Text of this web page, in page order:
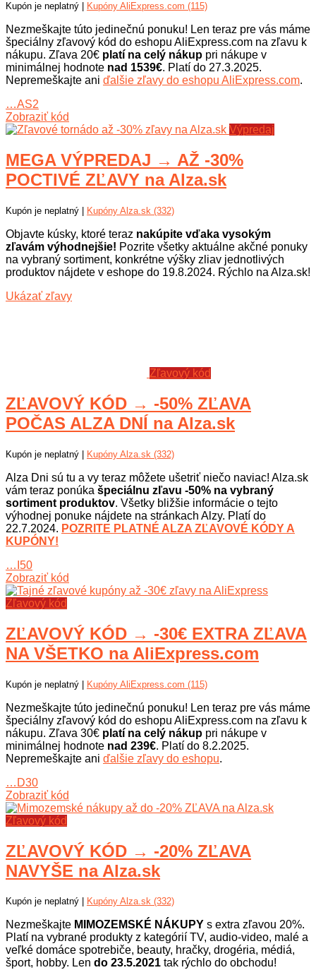
Kupón je neplatný | Kupóny AliExpress.com (115)
Nezmeškajte túto jedinečnú ponuku! Len teraz pre vás máme
špeciálny zľavový kód do eshopu AliExpress.com na zľavu k
nákupu. Zľava 20€ platí na celý nákup pri nákupe v
minimálnej hodnote nad 1539€. Platí do 27.3.2025.
Nepremeškajte ani ďalšie zľavy do eshopu AliExpress.com.
…AS2
Zobraziť kód
Výpredaj
MEGA VÝPREDAJ → AŽ -30%
POCTIVÉ ZĽAVY na Alza.sk
Kupón je neplatný | Kupóny Alza.sk (332)
Objavte kúsky, ktoré teraz nakúpite vďaka vysokým
zľavám výhodnejšie! Pozrite všetky aktuálne akčné ponuky
na vybraný sortiment, konkrétne výšky zliav jednotlivých
produktov nájdete v eshope do 19.8.2024. Rýchlo na Alza.sk!
Ukázať zľavy
Zľavový kód
ZĽAVOVÝ KÓD → -50% ZĽAVA
POČAS ALZA DNÍ na Alza.sk
Kupón je neplatný | Kupóny Alza.sk (332)
Alza Dni sú tu a vy teraz môžete ušetriť niečo naviac! Alza.sk
vám teraz ponúka špeciálnu zľavu -50% na vybraný
sortiment produktov. Všetky bližšie informácie o tejto
výhodnej ponuke nájdete na stránkach Alzy. Platí do
22.7.2024. POZRITE PLATNÉ ALZA ZĽAVOVÉ KÓDY A
KUPÓNY!
…I50
Zobraziť kód
Zľavový kód
ZĽAVOVÝ KÓD → -30€ EXTRA ZĽAVA
NA VŠETKO na AliExpress.com
Kupón je neplatný | Kupóny AliExpress.com (115)
Nezmeškajte túto jedinečnú ponuku! Len teraz pre vás máme
špeciálny zľavový kód do eshopu AliExpress.com na zľavu k
nákupu. Zľava 30€ platí na celý nákup pri nákupe v
minimálnej hodnote nad 239€. Platí do 8.2.2025.
Nepremeškajte ani ďalšie zľavy do eshopu.
…D30
Zobraziť kód
Zľavový kód
ZĽAVOVÝ KÓD → -20% ZĽAVA
NAVYŠE na Alza.sk
Kupón je neplatný | Kupóny Alza.sk (332)
Nezmeškajte MIMOZEMSKÉ NÁKUPY s extra zľavou 20%.
Platí na vybrané produkty z kategórií TV, audio-video, malé a
veľké domáce spotrebiče, beauty, hračky, drogéria, médiá,
šport, hobby. Len do 23.5.2021 tak rýchlo do obchodu!